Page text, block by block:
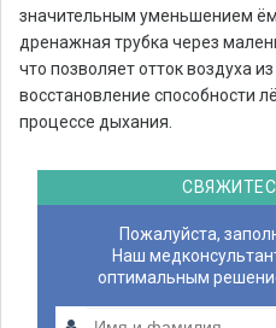
значительным уменьшением
дренажная трубка через
что позволяет отток воздуха
восстановление способности
процессе дыхания.
Пожалуйста,
Наш
оптимальным